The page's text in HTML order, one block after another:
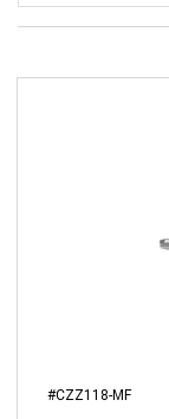
#CZZ118-MF